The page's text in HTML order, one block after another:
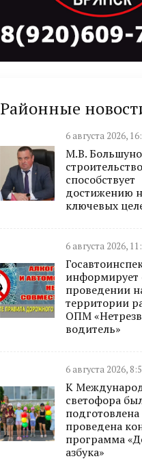
Районные
6 августа 2026,
М.В.
способствует
достижению
ключевых
6 августа 2026,
информирует
проведении
территории
ОПМ
водитель»
6 августа 2026,
К
светофора
проведена
программа
азбука»